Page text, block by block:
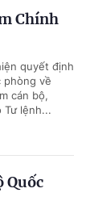
Chính
quyết định
phòng về
cán bộ,
Tư lệnh...
Quốc